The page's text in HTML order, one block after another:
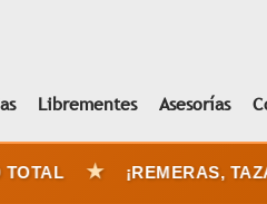
Librementes Asesorías
★ ¡REMERAS,